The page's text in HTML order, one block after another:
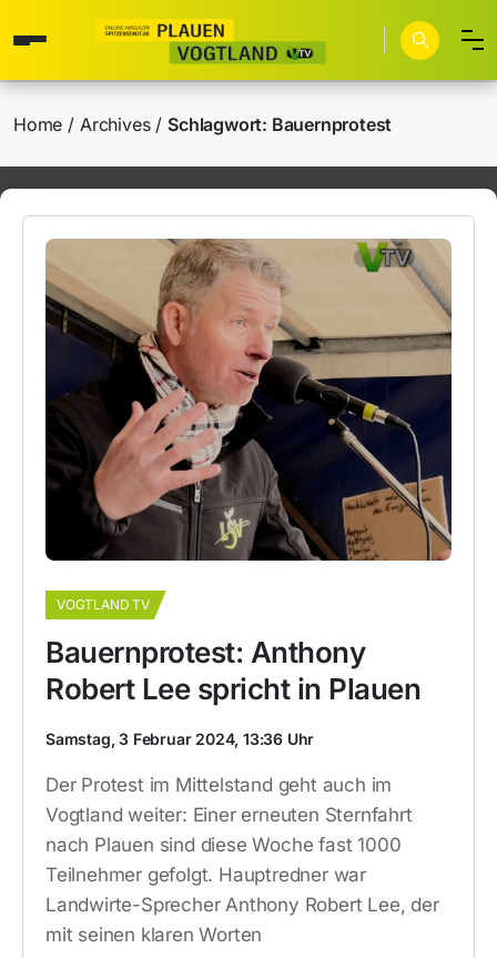
Home Archives Schlagwort: Bauernprotest
VOGTLAND TV
Bauernprotest: Anthony
Robert Lee spricht in Plauen
Samstag, 3 Februar 2024, 13:36 Uhr
Der Protest im Mittelstand geht auch im
Vogtland weiter: Einer erneuten Sternfahrt
nach Plauen sind diese Woche fast 1000
Teilnehmer gefolgt. Hauptredner war
Landwirte-Sprecher Anthony Robert Lee, der
mit seinen klaren Worten